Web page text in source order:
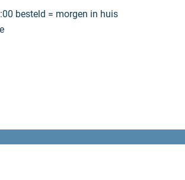
besteld = morgen in huis